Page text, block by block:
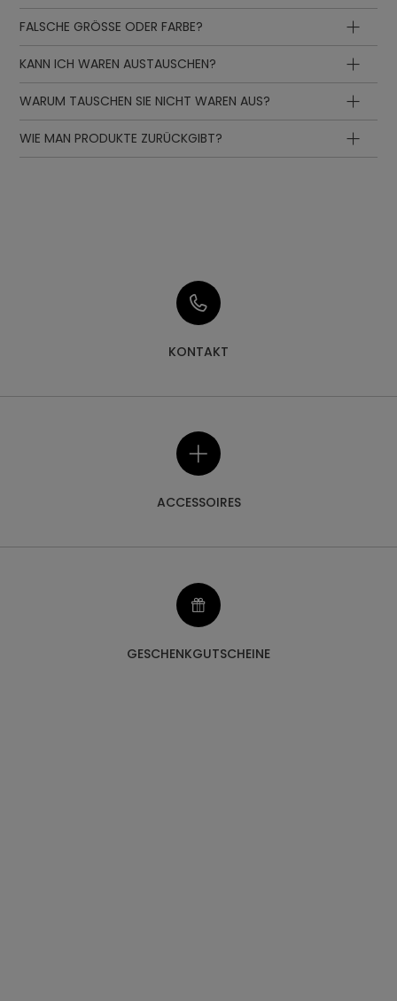
FALSCHE GRÖSSE ODER FARBE?
KANN ICH WAREN AUSTAUSCHEN?
WARUM TAUSCHEN SIE NICHT WAREN AUS?
WIE MAN PRODUKTE ZURÜCKGIBT?
KONTAKT
ACCESSOIRES
GESCHENKGUTSCHEINE